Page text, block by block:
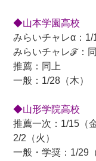
◆山本学園高校
みらいチャレα：
みらいチャレℱ：
推薦：同上
一般：1/28（木）
◆山形学院高校
推薦一次：1/15（
2/2（火）
一般・学奨：1/29